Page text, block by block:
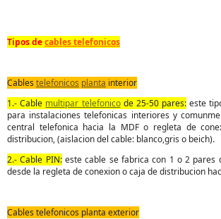
Tipos decables telefonicos
Cables telefonicos planta interior
1.- Cable multipar telefonicode 25-50 pares: este
para instalaciones telefonicas interiores y
central telefonica hacia la MDF o regleta de
distribucion, (aislacion del cable: blanco,gris o beich).
2.- Cable PIN:este cable se fabrica con 1 o 2 pares
desde la regleta de conexion o caja de distribucion
Cables telefonicos planta exterior